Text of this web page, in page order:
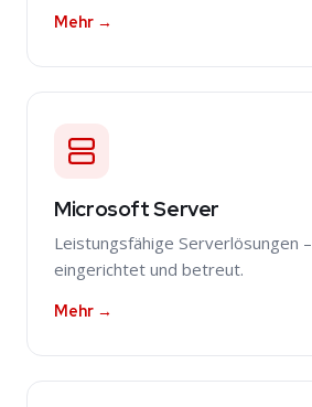
Mehr →
Microsoft Server
Leistungsfähige Serverlösungen
eingerichtet und betreut.
Mehr →